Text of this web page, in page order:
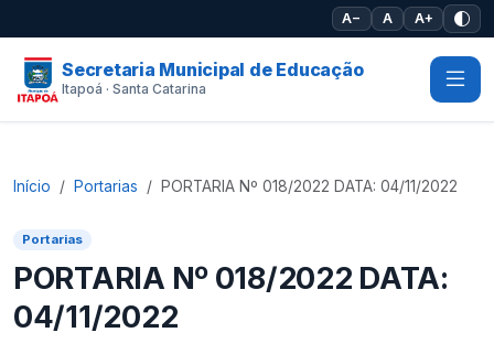
A− A A+
Secretaria Municipal de Educação
Itapoá · Santa Catarina
Início Portarias PORTARIA Nº 018/2022 DATA: 04/11/2022
Portarias
PORTARIA Nº 018/2022 DATA:
04/11/2022